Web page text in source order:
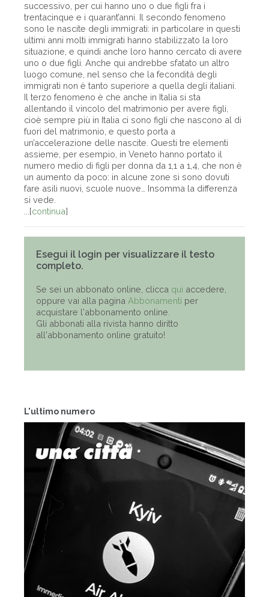
L'ultimo numero
successivo, per cui hanno uno o due figli fra i
trentacinque e i quarant’anni. Il secondo fenomeno
sono le nascite degli immigrati: in particolare in questi
ultimi anni molti immigrati hanno stabilizzato la loro
situazione, e quindi anche loro hanno cercato di avere
uno o due figli. Anche qui andrebbe sfatato un altro
luogo comune, nel senso che la fecondità degli
immigrati non è tanto superiore a quella degli italiani.
Il terzo fenomeno è che anche in Italia si sta
allentando il vincolo del matrimonio per avere figli,
cioè sempre più in Italia ci sono figli che nascono al di
fuori del matrimonio, e questo porta a
un’accelerazione delle nascite. Questi tre elementi
assieme, per esempio, in Veneto hanno portato il
numero medio di figli per donna da 1,1 a 1,4, che non è
un aumento da poco: in alcune zone si sono dovuti
fare asili nuovi, scuole nuove… Insomma la differenza
si vede.
...[continua]
Esegui il login per visualizzare il testo
completo.
Se sei un abbonato online, clicca qui accedere,
oppure vai alla pagina Abbonamenti per
acquistare l'abbonamento online.
Gli abbonati alla rivista hanno diritto
all'abbonamento online gratuito!